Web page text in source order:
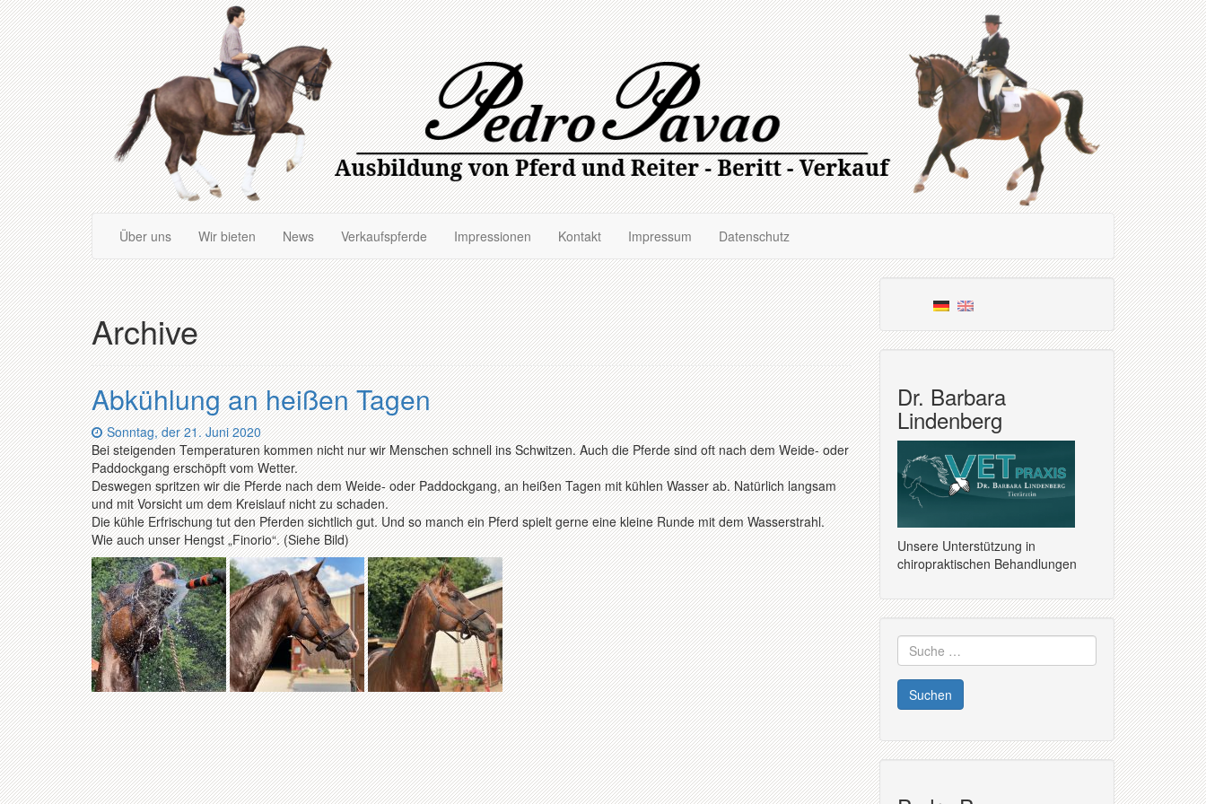
Zum
Hauptinhalt
springen
Über uns Wir bieten News Verkaufspferde Impressionen Kontakt Impressum Datenschutz
Archive
Abkühlung an heißen Tagen
Datum:
Sonntag, der 21. Juni 2020
Bei steigenden Temperaturen kommen nicht nur wir Menschen schnell ins Schwitzen. Auch die Pferde sind oft nach dem Weide- oder
Paddockgang erschöpft vom Wetter.
Deswegen spritzen wir die Pferde nach dem Weide- oder Paddockgang, an heißen Tagen mit kühlen Wasser ab. Natürlich langsam
und mit Vorsicht um dem Kreislauf nicht zu schaden.
Die kühle Erfrischung tut den Pferden sichtlich gut. Und so manch ein Pferd spielt gerne eine kleine Runde mit dem Wasserstrahl.
Wie auch unser Hengst „Finorio“. (Siehe Bild)
Dr. Barbara
Lindenberg
Unsere Unterstützung in
chiropraktischen Behandlungen
Suche
nach: